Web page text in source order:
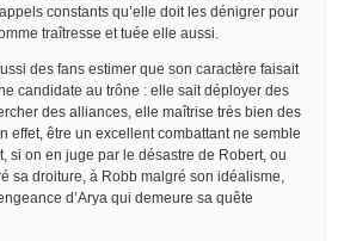
constants qu’elle doit les dénigrer pour
traîtresse et tuée elle aussi.
des fans estimer que son caractère faisait
candidate au trône : elle sait déployer des
des alliances, elle maîtrise très bien des
effet, être un excellent combattant ne semble
si on en juge par le désastre de Robert, ou
sa droiture, à Robb malgré son idéalisme,
d’Arya qui demeure sa quête